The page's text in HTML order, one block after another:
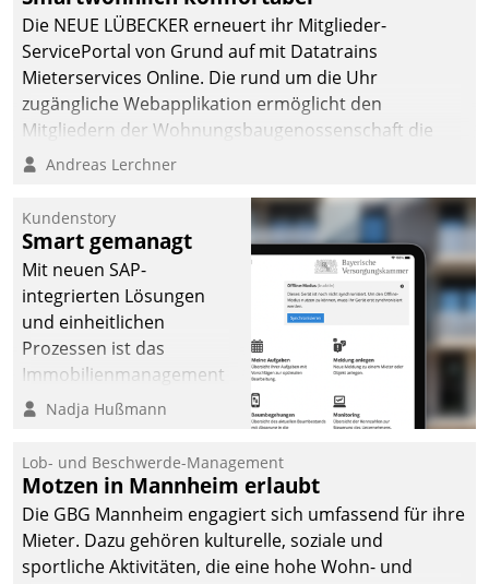
Die NEUE LÜBECKER erneuert ihr Mitglieder-
ServicePortal von Grund auf mit Datatrains
Mieterservices Online. Die rund um die Uhr
zugängliche Webapplikation ermöglicht den
Mitgliedern der Wohnungs­bau­genossenschaft die
Kontaktaufnahme per Smartphone, Tablet oder PC.
Andreas Lerchner
Kundenstory
Smart gemanagt
Mit neuen SAP-
integrierten Lösungen
und einheitlichen
Prozessen ist das
Immobilienmanagement
der Bayerischen
Ressort Kapitalanlage für
künftige Aufgaben und
Herausforderungen
gerüstet.
Nadja Hußmann
Lob- und Beschwerde-Management
Motzen in Mannheim erlaubt
Die GBG Mannheim engagiert sich umfassend für ihre
Mieter. Dazu gehören kulturelle, soziale und
sportliche Aktivitäten, die eine hohe Wohn- und